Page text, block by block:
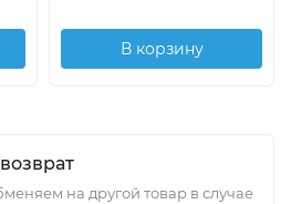
В корзину
на другой товар в случае